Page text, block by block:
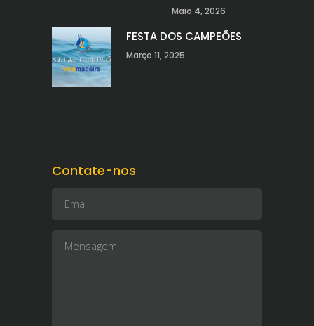
Maio 4, 2026
FESTA DOS CAMPEÕES
Março 11, 2025
Contate-nos